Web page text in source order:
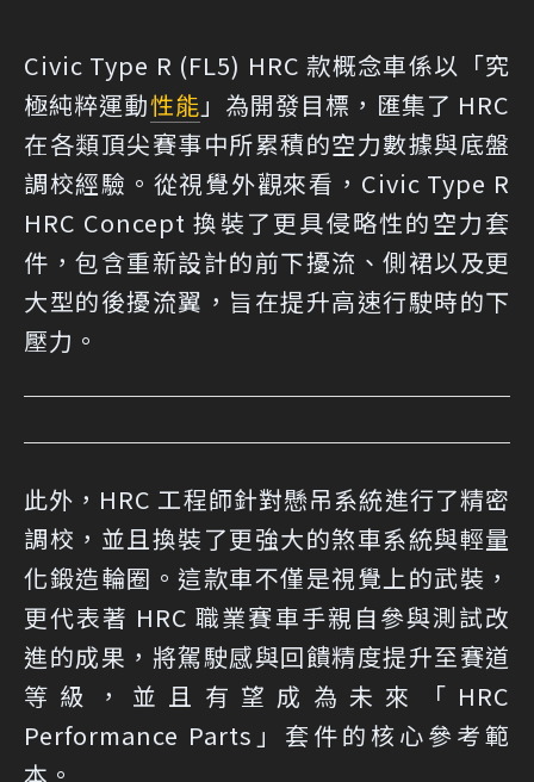
Civic Type R (FL5) HRC 款概念車係以「究
極純粹運動性能 」為開發目標，匯集了 HRC
在各類頂尖賽事中所累積的空力數據與底盤
調校經驗。從視覺外觀來看，Civic Type R
HRC Concept 換裝了更具侵略性的空力套
件，包含重新設計的前下擾流、側裙以及更
大型的後擾流翼，旨在提升高速行駛時的下
壓力。
此外，HRC 工程師針對懸吊系統進行了精密
調校，並且換裝了更強大的煞車系統與輕量
化鍛造輪圈。這款車不僅是視覺上的武裝，
更代表著 HRC 職業賽車手親自參與測試改
進的成果，將駕駛感與回饋精度提升至賽道
等級，並且有望成為未來「HRC
Performance Parts」套件的核心參考範
本。